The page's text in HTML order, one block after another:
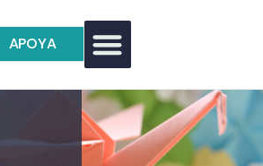
APOYA